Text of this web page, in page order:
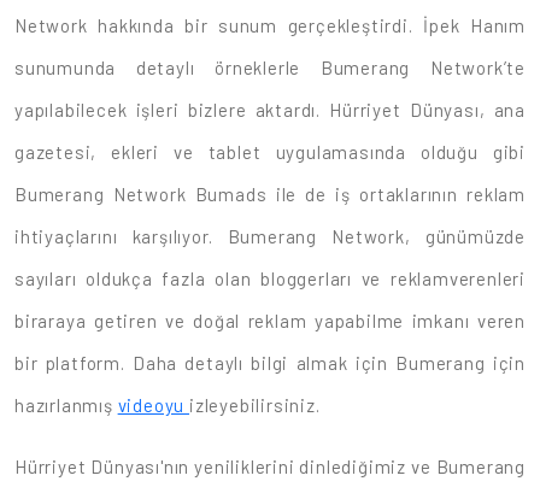
Network hakkında bir sunum gerçekleştirdi. İpek Hanım
sunumunda detaylı örneklerle Bumerang Network’te
yapılabilecek işleri bizlere aktardı. Hürriyet Dünyası, ana
gazetesi, ekleri ve tablet uygulamasında olduğu gibi
Bumerang Network Bumads ile de iş ortaklarının reklam
ihtiyaçlarını karşılıyor. Bumerang Network, günümüzde
sayıları oldukça fazla olan bloggerları ve reklamverenleri
biraraya getiren ve doğal reklam yapabilme imkanı veren
bir platform. Daha detaylı bilgi almak için Bumerang için
hazırlanmış videoyu izleyebilirsiniz.
Hürriyet Dünyası'nın yeniliklerini dinlediğimiz ve Bumerang